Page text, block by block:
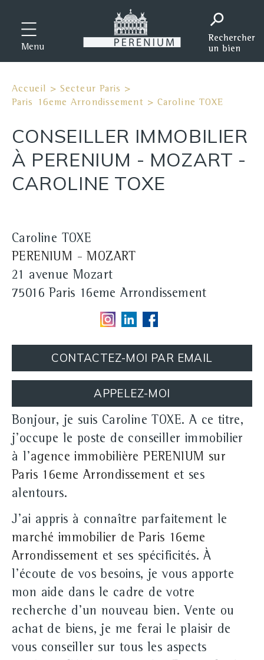
Menu
Accueil >Secteur Paris >
Paris 16eme Arrondissement > Caroline TOXE
CONSEILLER IMMOBILIER
À PERENIUM - MOZART -
CAROLINE TOXE
Caroline TOXE
PERENIUM - MOZART
21 avenue Mozart
75016 Paris 16eme Arrondissement
CONTACTEZ-MOI PAR EMAIL
APPELEZ-MOI
Bonjour, je suis Caroline TOXE. A ce titre,
j'occupe le poste de conseiller immobilier
à l'agence immobilière PERENIUM sur
Paris 16eme Arrondissement et ses
alentours.
J'ai appris à connaître parfaitement le
marché immobilier de Paris 16eme
Arrondissement et ses spécificités. À
l'écoute de vos besoins, je vous apporte
mon aide dans le cadre de votre
recherche d'un nouveau bien. Vente ou
achat de biens, je me ferai le plaisir de
vous conseiller sur tous les aspects